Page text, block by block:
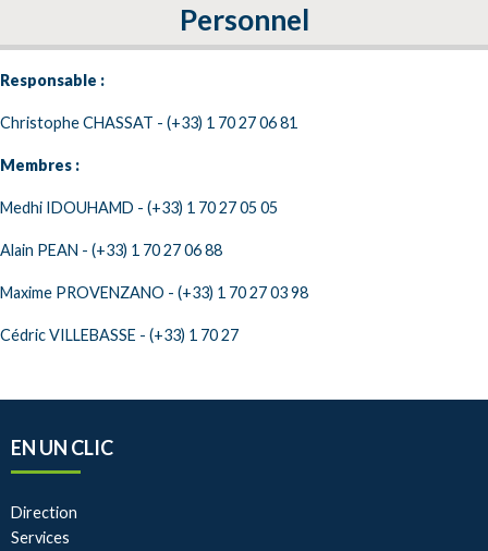
Personnel
Responsable :
Christophe CHASSAT - (+33) 1 70 27 06 81
Membres :
Medhi IDOUHAMD - (+33) 1 70 27 05 05
Alain PEAN - (+33) 1 70 27 06 88
Maxime PROVENZANO - (+33) 1 70 27 03 98
Cédric VILLEBASSE - (+33) 1 70 27
EN UN CLIC
Direction
Services